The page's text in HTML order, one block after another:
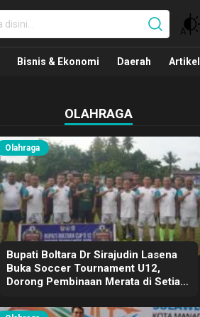
Bisnis & Ekonomi Daerah Artikel
OLAHRAGA
Olahraga
Bupati Boltara Dr Sirajudin Lasena
Buka Soccer Tournament U12,
Dorong Pembinaan Merata di Setiap